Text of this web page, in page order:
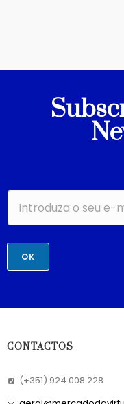
OK
CONTACTOS
(+351) 924 008 228